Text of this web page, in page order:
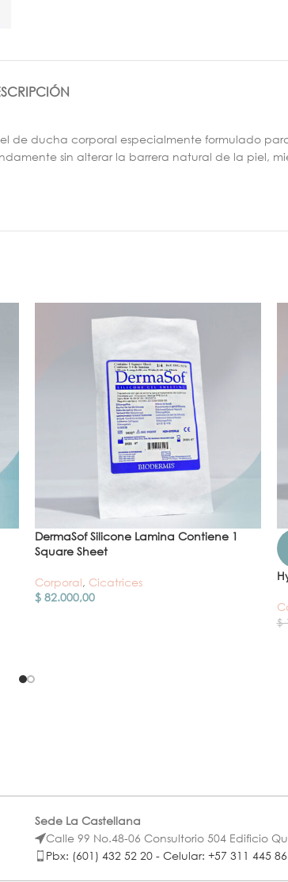
de ducha corporal especialmente formulado
sin alterar la barrera natural de la piel,
DermaSof Silicone Lamina Contiene 1
Square Sheet
Corporal, Cicatrices
$ 82.000,00
$
Sede La Castellana
Calle 99 No.48-06 Consultorio 504 Edificio
Pbx: (601) 432 52 20 - Celular: +57 311 445